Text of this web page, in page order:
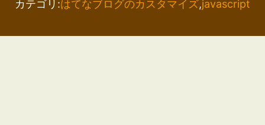
カテゴリ:はてなブログのカスタマイズ,javascript